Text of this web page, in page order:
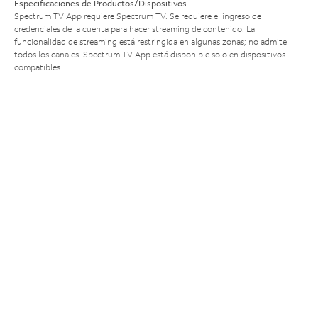
Especificaciones de Productos/Dispositivos
Spectrum TV App requiere Spectrum TV. Se requiere el ingreso de
credenciales de la cuenta para hacer streaming de contenido. La
funcionalidad de streaming está restringida en algunas zonas; no admite
todos los canales. Spectrum TV App está disponible solo en dispositivos
compatibles.